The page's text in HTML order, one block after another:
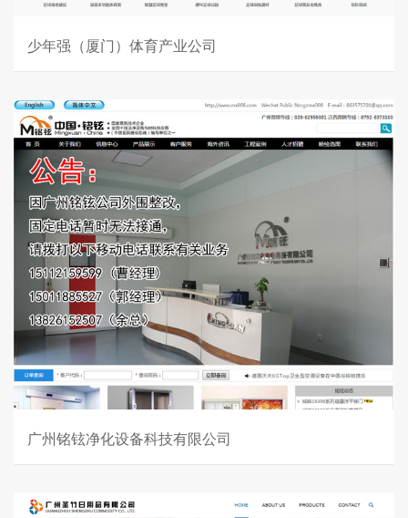
少年强（厦门）体育产业公司
广州铭铉净化设备科技有限公司